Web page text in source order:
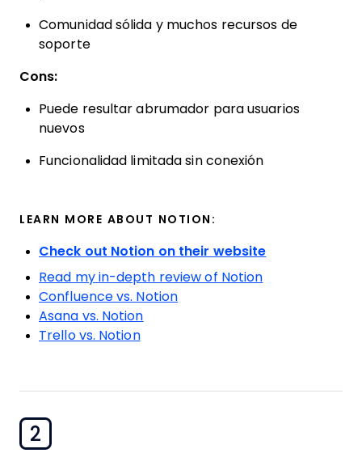
Comunidad sólida y muchos recursos de
soporte
Cons:
Puede resultar abrumador para usuarios
nuevos
Funcionalidad limitada sin conexión
LEARN MORE ABOUT NOTION:
Check out Notion on their website
Read my in-depth review of Notion
Confluence vs. Notion
Asana vs. Notion
Trello vs. Notion
2